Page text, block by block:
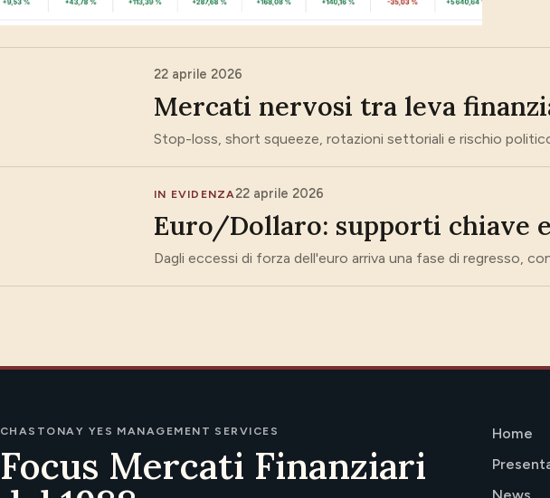
22 aprile 2026
Mercati nervosi tra leva
Stop-loss, short squeeze, rotazioni settoriali e rischio
IN EVIDENZA22 aprile 2026
Euro/Dollaro: supporti chiave
Dagli eccessi di forza dell'euro arriva una fase di regresso,
CHASTONAY YES MANAGEMENT SERVICES
Focus Mercati Finanziari
Home